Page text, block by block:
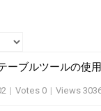
ーブルツールの使
| Votes 0 | Views